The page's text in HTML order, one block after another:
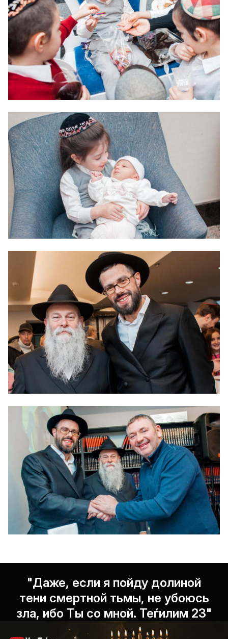
"Даже, если я пойду долиной
тени смертной тьмы, не убоюсь
зла, ибо Ты со мной. Теѓилим 23"